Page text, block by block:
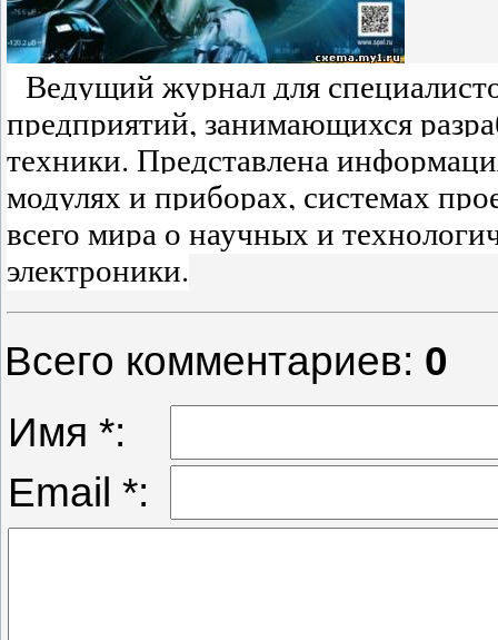
Ведущий журнал для
предприятий, занимающихся
техники. Представлена
модулях и приборах, системах
всего мира о научных и
электроники.
Всего комментариев: 0
Имя *:
Email *: